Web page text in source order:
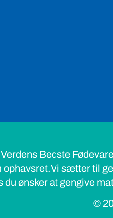
Bedste
ophavsret.Vi sætter til
du ønsker at gengive
©